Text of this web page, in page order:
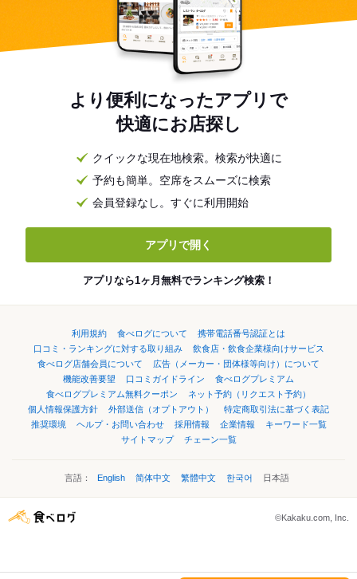
より便利になったアプリで
快適にお店探し
クイックな現在地検索。検索が快適に
予約も簡単。空席をスムーズに検索
会員登録なし。すぐに利用開始
アプリで開く
アプリなら1ヶ月無料でランキング検索！
利用規約 食べログについて
携帯電話番号認証とは
口コミ・ランキングに対する取り組み
飲食店・飲食企業様向けサービス
食べログ店舗会員について
広告（メーカー・団体様等向け）について
機能改善要望
口コミガイドライン
食べログプレミアム
食べログプレミアム無料クーポン
ネット予約（リクエスト予約）
個人情報保護方針
外部送信（オプトアウト）
特定商取引法に基づく表記
推奨環境
ヘルプ・お問い合わせ 採用情報 企業情報
キーワード一覧
サイトマップ
チェーン一覧
言語： English 简体中文 繁體中文 한국어 日本語
©Kakaku.com, Inc.